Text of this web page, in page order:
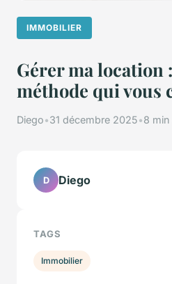
IMMOBILIER
Gérer ma location
méthode qui vous
Diego•31 décembre 2025•8
D Diego
TAGS
Immobilier